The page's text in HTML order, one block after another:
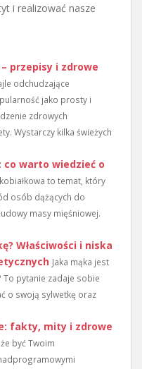
i realizować nasze
przepisy i zdrowe
odchudzające
jako prosty i
zdrowych
Wystarczy kilka świeżych
co warto wiedzieć o
to temat, który
osób dążących do
masy mięśniowej.
Właściwości i niska
Jaka mąka jest
To pytanie zadaje sobie
o swoją sylwetkę oraz
fakty, mity i zdrowe
być Twoim